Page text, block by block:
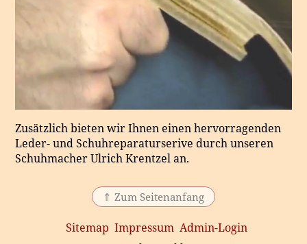
Zusätzlich bieten wir Ihnen einen hervorragenden
Leder- und Schuhreparaturserive durch unseren
Schuhmacher Ulrich Krentzel an.
⇑ Zum Seitenanfang
Sitemap Impressum Admin-Login